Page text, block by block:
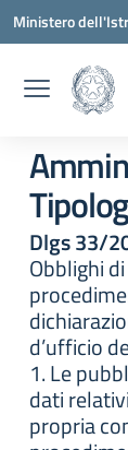
Vai ai contenuti
Vai al menu di
Vai al footer
Ministero
Dlgs 33/
Obblighi
d’ufficio
1. Le
dati
propria